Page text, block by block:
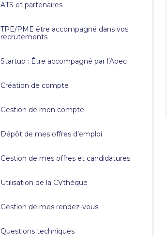
ATS et partenaires
TPE/PME être accompagné dans vos
recrutements
Startup : Être accompagné par l'Apec
Création de compte
Gestion de mon compte
Dépôt de mes offres d’emploi
Gestion de mes offres et candidatures
Utilisation de la CVthèque
Gestion de mes rendez-vous
Questions techniques